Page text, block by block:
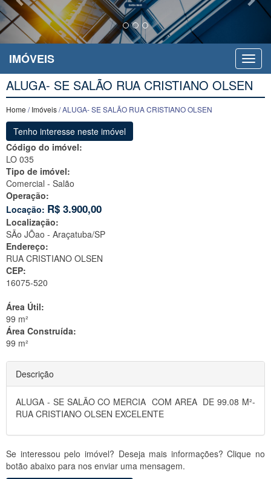
IMÓVEIS
ALUGA- SE SALÃO RUA CRISTIANO OLSEN
Home /Imóveis/ ALUGA- SE SALÃO RUA CRISTIANO OLSEN
Tenho interesse neste imóvel
Código do imóvel:
LO 035
Tipo de imóvel:
Comercial - Salão
Operação:
Locação: R$ 3.900,00
Localização:
SÃo JÕao - Araçatuba/SP
Endereço:
RUA CRISTIANO OLSEN
CEP:
16075-520
Área Útil:
99 m²
Área Construída:
99 m²
Descrição
ALUGA - SE SALÃO CO MERCIA COM AREA DE 99.08 M²-
RUA CRISTIANO OLSEN EXCELENTE
Se interessou pelo imóvel? Deseja mais informações? Clique no
botão abaixo para nos enviar uma mensagem.